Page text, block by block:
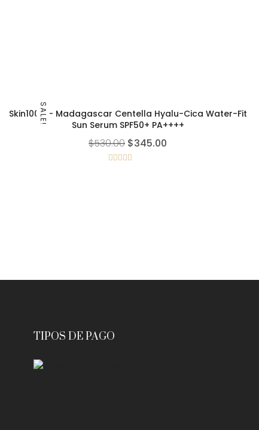
SALE!
Skin1004 – Madagascar Centella Hyalu-Cica Water-Fit
Sun Serum SPF50+ PA++++
$530.00 $345.00
TIPOS DE PAGO